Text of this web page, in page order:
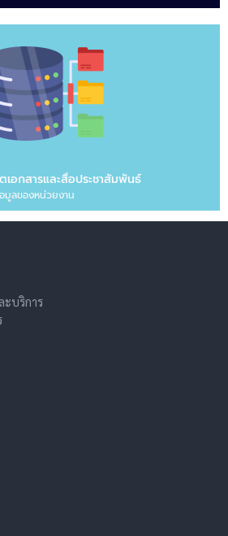
เอกสารและสื่อประชาสัมพันธ์
มูลของหน่วยงาน
บริการ